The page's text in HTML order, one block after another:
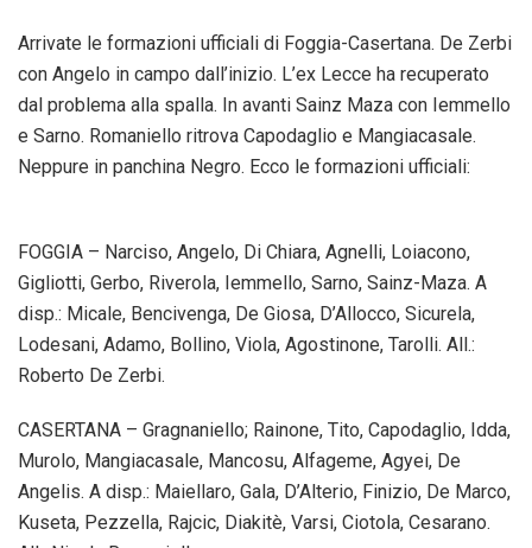
Arrivate le formazioni ufficiali di Foggia-Casertana. De Zerbi
con Angelo in campo dall’inizio. L’ex Lecce ha recuperato
dal problema alla spalla. In avanti Sainz Maza con Iemmello
e Sarno. Romaniello ritrova Capodaglio e Mangiacasale.
Neppure in panchina Negro. Ecco le formazioni ufficiali:
FOGGIA – Narciso, Angelo, Di Chiara, Agnelli, Loiacono,
Gigliotti, Gerbo, Riverola, Iemmello, Sarno, Sainz-Maza. A
disp.: Micale, Bencivenga, De Giosa, D’Allocco, Sicurela,
Lodesani, Adamo, Bollino, Viola, Agostinone, Tarolli. All.:
Roberto De Zerbi.
CASERTANA – Gragnaniello; Rainone, Tito, Capodaglio, Idda,
Murolo, Mangiacasale, Mancosu, Alfageme, Agyei, De
Angelis. A disp.: Maiellaro, Gala, D’Alterio, Finizio, De Marco,
Kuseta, Pezzella, Rajcic, Diakitè, Varsi, Ciotola, Cesarano.